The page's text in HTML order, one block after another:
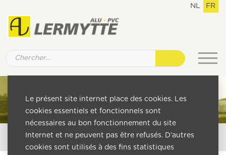
NL FR
Fenêtres & portes Vérandas
Le présent site internet place des cookies. Les
cookies essentiels et fonctionnels sont
nécessaires au bon fonctionnement du site
Internet et ne peuvent pas être refusés. D’autres
cookies sont utilisés à des fins statistiques